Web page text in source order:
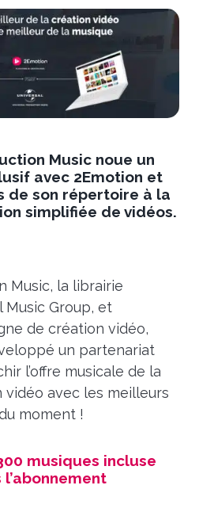
Music noue un
avec 2Emotion et
de son répertoire à la
simplifiée de vidéos.
Music, la librairie
Music Group, et
de création vidéo,
un partenariat
l’offre musicale de la
vidéo avec les meilleurs
moment !
musiques incluse